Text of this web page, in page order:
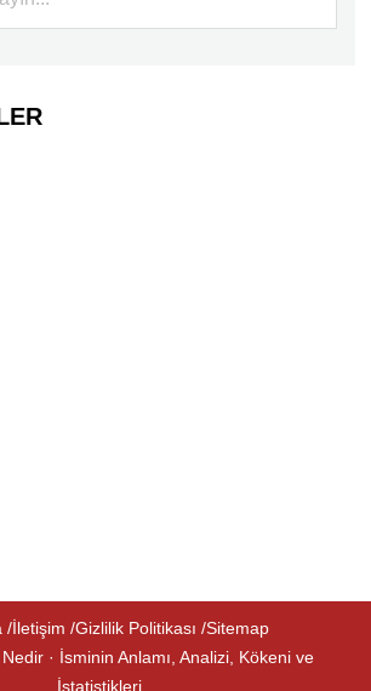
İletişim Gizlilik Politikası Sitemap
· İsminin Anlamı, Analizi, Kökeni ve
İstatistikleri